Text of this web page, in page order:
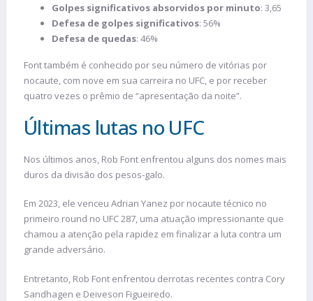
Golpes significativos absorvidos por minuto: 3,65
Defesa de golpes significativos: 56%
Defesa de quedas: 46%​
Font também é conhecido por seu número de vitórias por
nocaute, com nove em sua carreira no UFC, e por receber
quatro vezes o prêmio de “apresentação da noite”.
Últimas lutas no UFC
Nos últimos anos, Rob Font enfrentou alguns dos nomes mais
duros da divisão dos pesos-galo.
Em 2023, ele venceu Adrian Yanez por nocaute técnico no
primeiro round no UFC 287, uma atuação impressionante que
chamou a atenção pela rapidez em finalizar a luta contra um
grande adversário.
Entretanto, Rob Font enfrentou derrotas recentes contra Cory
Sandhagen e Deiveson Figueiredo.